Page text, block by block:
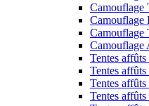
Camouflage
Camouflage
Camouflage
Camouflage
Tentes
Tentes
Tentes
Tentes